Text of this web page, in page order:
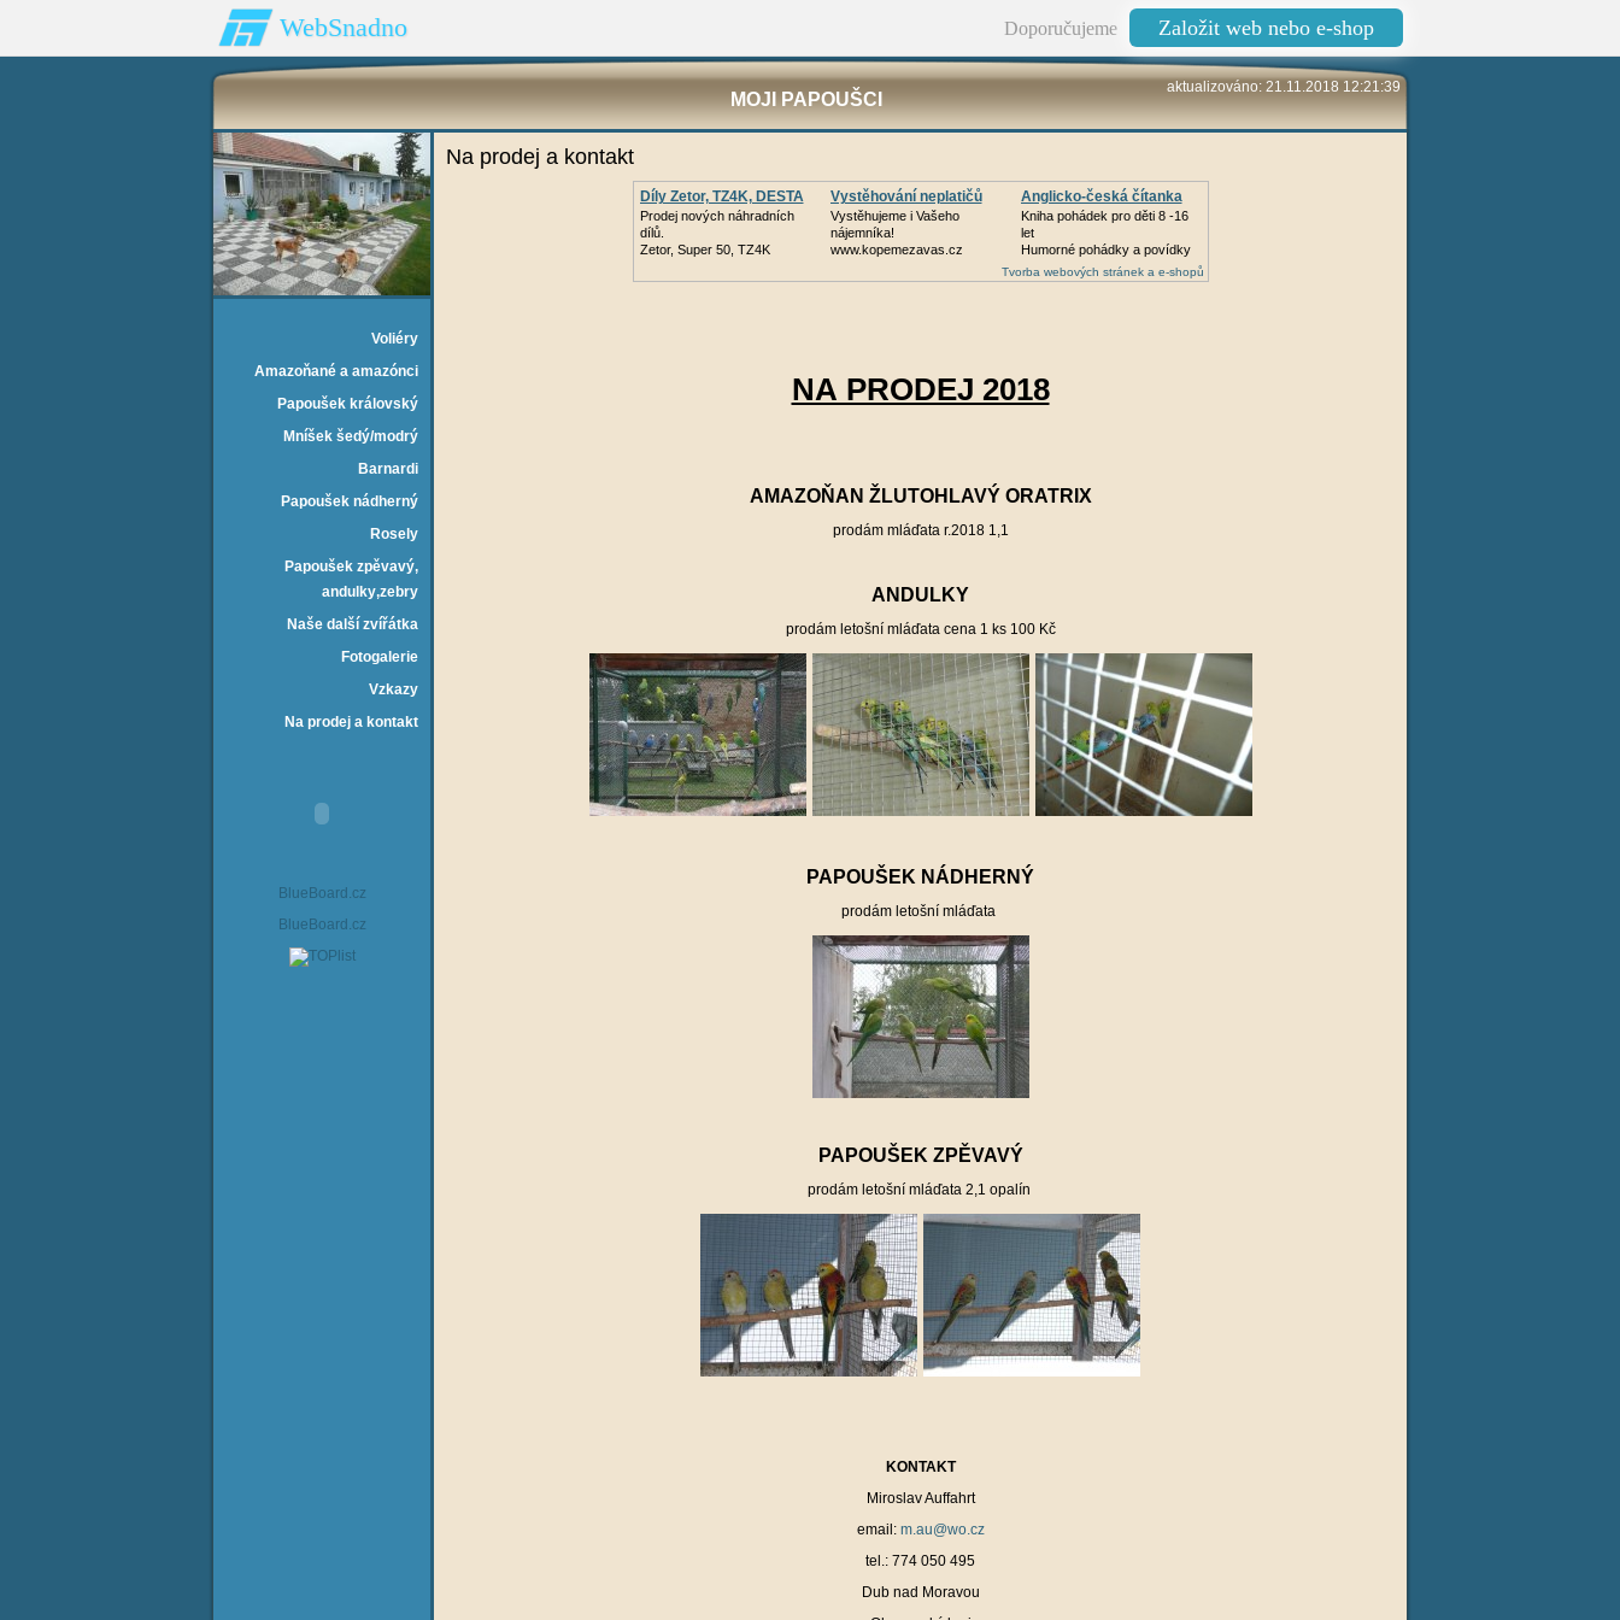
WebSnadno Doporučujeme Založit web nebo e-shop
aktualizováno: 21.11.2018 12:21:39
MOJI PAPOUŠCI
Voliéry
Amazoňané a amazónci
Papoušek královský
Mníšek šedý/modrý
Barnardi
Papoušek nádherný
Rosely
Papoušek zpěvavý‚
andulky‚zebry
Naše další zvířátka
Fotogalerie
Vzkazy
Na prodej a kontakt
BlueBoard.cz
BlueBoard.cz
Na prodej a kontakt
Díly Zetor, TZ4K, DESTA
Prodej nových náhradních
dílů.
Zetor, Super 50, TZ4K
Vystěhování neplatičů
Vystěhujeme i Vašeho
nájemníka!
www.kopemezavas.cz
Anglicko-česká čítanka
Kniha pohádek pro děti 8 -16
let
Humorné pohádky a povídky
Tvorba webových stránek a e-shopů
NA PRODEJ 2018
AMAZOŇAN ŽLUTOHLAVÝ ORATRIX
prodám mláďata r.2018 1,1
ANDULKY
prodám letošní mláďata cena 1 ks 100 Kč
PAPOUŠEK NÁDHERNÝ
prodám letošní mláďata
PAPOUŠEK ZPĚVAVÝ
prodám letošní mláďata 2,1 opalín
KONTAKT
Miroslav Auffahrt
email: m.au@wo.cz
tel.: 774 050 495
Dub nad Moravou